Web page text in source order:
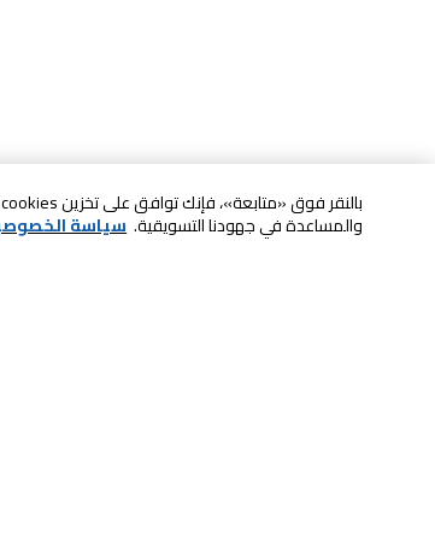
والمساعدة في جهودنا التسويقية. سياسة